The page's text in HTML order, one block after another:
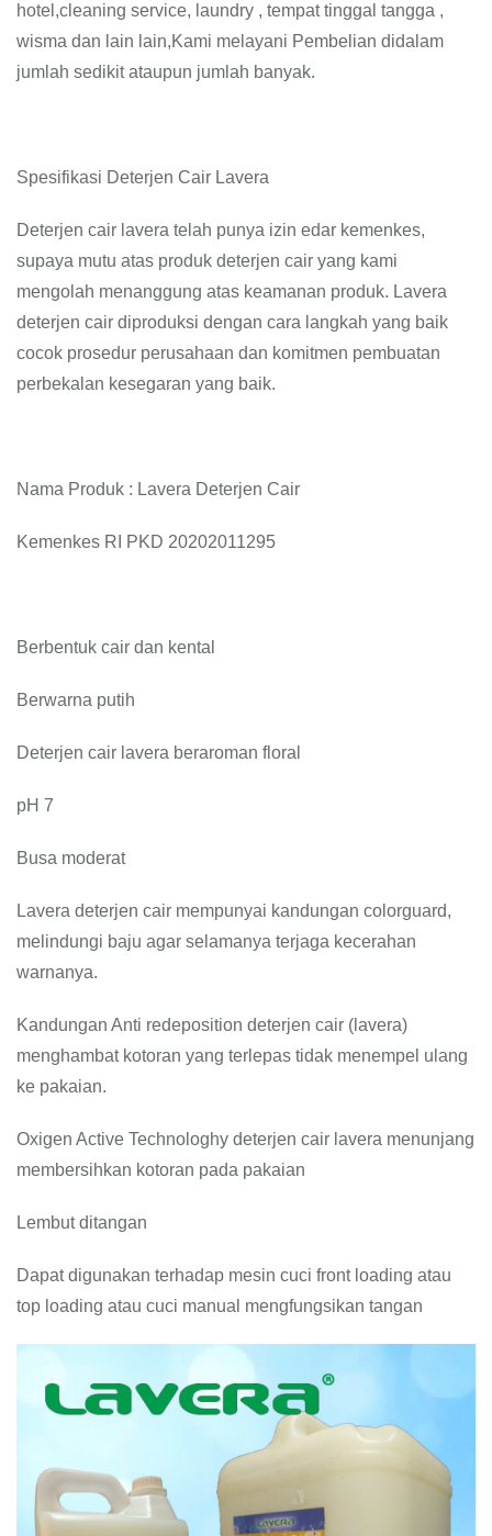
hotel,cleaning service, laundry , tempat tinggal tangga ,
wisma dan lain lain,Kami melayani Pembelian didalam
jumlah sedikit ataupun jumlah banyak.
Spesifikasi Deterjen Cair Lavera
Deterjen cair lavera telah punya izin edar kemenkes,
supaya mutu atas produk deterjen cair yang kami
mengolah menanggung atas keamanan produk. Lavera
deterjen cair diproduksi dengan cara langkah yang baik
cocok prosedur perusahaan dan komitmen pembuatan
perbekalan kesegaran yang baik.
Nama Produk : Lavera Deterjen Cair
Kemenkes RI PKD 20202011295
Berbentuk cair dan kental
Berwarna putih
Deterjen cair lavera beraroman floral
pH 7
Busa moderat
Lavera deterjen cair mempunyai kandungan colorguard,
melindungi baju agar selamanya terjaga kecerahan
warnanya.
Kandungan Anti redeposition deterjen cair (lavera)
menghambat kotoran yang terlepas tidak menempel ulang
ke pakaian.
Oxigen Active Technologhy deterjen cair lavera menunjang
membersihkan kotoran pada pakaian
Lembut ditangan
Dapat digunakan terhadap mesin cuci front loading atau
top loading atau cuci manual mengfungsikan tangan